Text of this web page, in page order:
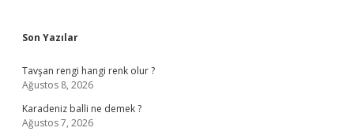
Sidebar
Son Yazılar
Tavşan rengi hangi renk olur ?
Ağustos 8, 2026
Karadeniz balli ne demek ?
Ağustos 7, 2026